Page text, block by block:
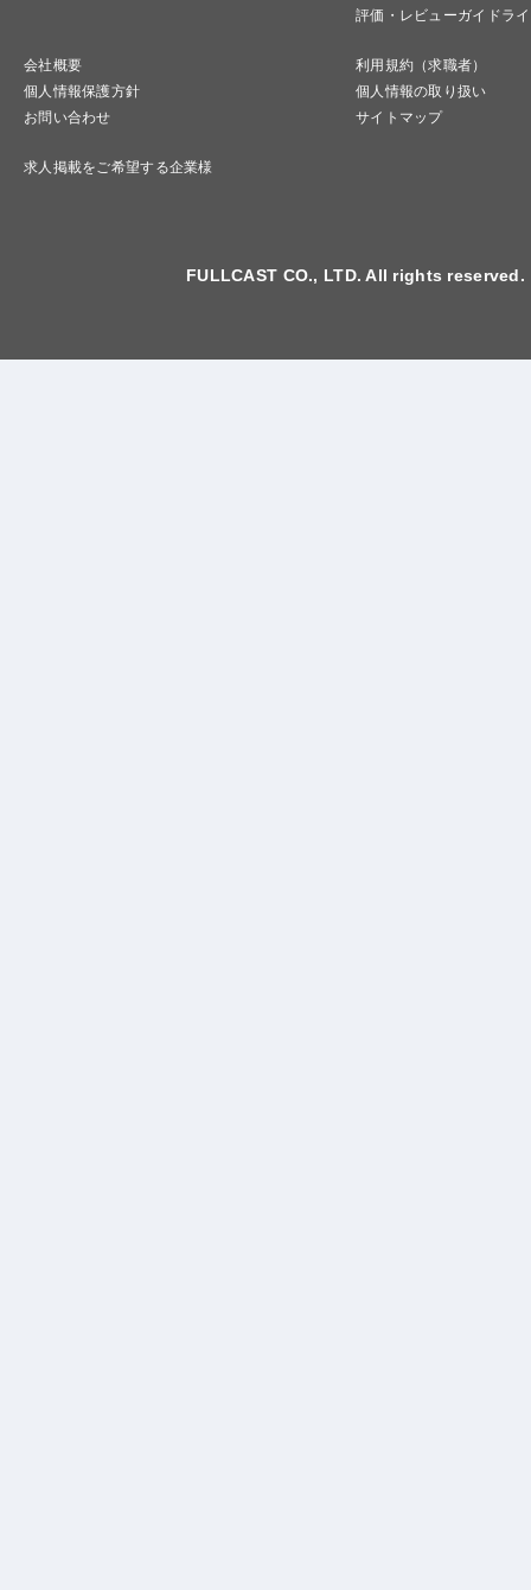
評価・レビューガイドラ
会社概要
利用規約（求職者）
個人情報保護方針
個人情報の取り扱い
お問い合わせ
サイトマップ
求人掲載をご希望する企業様
FULLCAST CO., LTD. All rights reserved.